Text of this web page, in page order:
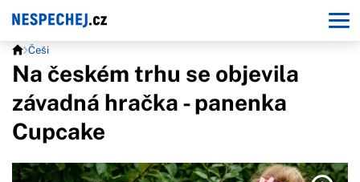
Češi
Na českém trhu se objevila
závadná hračka - panenka
Cupcake